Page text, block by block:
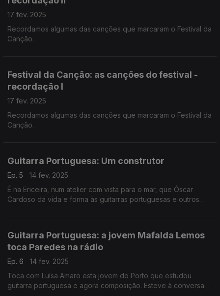
17 fev. 2025
Recordamos algumas das canções que marcaram o Festival da
Canção.
Festival da Canção: as canções do festival -
recordação I
17 fev. 2025
Recordamos algumas das canções que marcaram o Festival da
Canção.
Guitarra Portuguesa: Um construtor
Ep. 5
14 fev. 2025
É na Ericeira, num atelier com vista para o mar, que Óscar
Cardoso dá vida e forma às guitarras portuguesas e outros
Guitarra Portuguesa: a jovem Mafalda Lemos
toca Paredes na rádio
Ep. 6
14 fev. 2025
Toca com Luísa Amaro esta jovem do Porto que estudou
guitarra portuguesa e agora composição. Esteve à conversa